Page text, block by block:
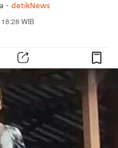
- detikNews
WIB